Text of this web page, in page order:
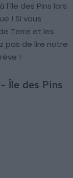
des Pins lors
! Si vous
Terre et les
pas de lire notre
!
Île des Pins